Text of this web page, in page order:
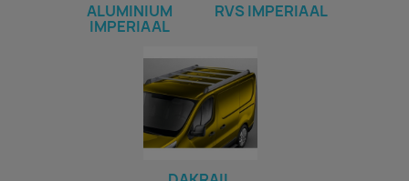
ALUMINIUM
IMPERIAAL
RVS IMPERIAAL